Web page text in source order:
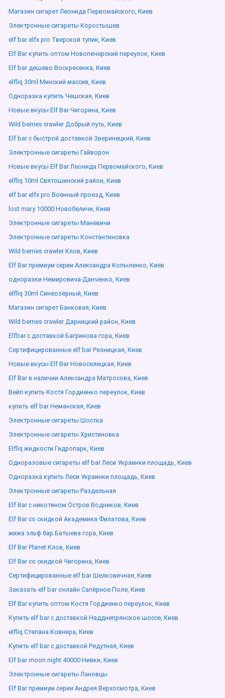
Магазин сигарет Леонида Первомайского, Киев
Электронные сигареты Коростышев
elf bar elfx pro Тверской тупик, Киев
Elf Bar купить оптом Новопечерский переулок, Киев
Elf bar дешево Воскресенка, Киев
elfliq 30ml Минский массив, Киев
Одноразка купить Чешская, Киев
Новые вкусы Elf Bar Чигорина, Киев
Wild berries crawler Добрый путь, Киев
Elf bar с быстрой доставкой Зверинецкий, Киев
Электронные сигареты Гайворон
Новые вкусы Elf Bar Леонида Первомайского, Киев
elfliq 10ml Святошинский район, Киев
elf bar elfx pro Военный проезд, Киев
lost mary 10000 Новобеличи, Киев
Электронные сигареты Маневичи
Электронные сигареты Константиновка
Wild berries crawler Клов, Киев
Elf Bar премиум серии Александра Копыленко, Киев
одноразки Немировича-Данченко, Киев
elfliq 30ml Синеозёрный, Киев
Магазин сигарет Банковая, Киев
Wild berries crawler Дарницкий район, Киев
Elfbar с доставкой Багринова гора, Киев
Сертифицированные elf bar Резницкая, Киев
Новые вкусы Elf Bar Новоселицкая, Киев
Elf Bar в наличии Александра Матросова, Киев
Вейп купить Костя Гордиенко переулок, Киев
купить elf bar Неманская, Киев
Электронные сигареты Шостка
Электронные сигареты Христиновка
Elfliq жидкости Гидропарк, Киев
Одноразовые сигареты elf bar Леси Украинки площадь, Киев
Одноразка купить Леси Украинки площадь, Киев
Электронные сигареты Раздельная
Elf Bar с никотином Остров Водников, Киев
Elf Bar со скидкой Академика Филатова, Киев
жижа эльф бар Батыева гора, Киев
Elf Bar Planet Клов, Киев
Elf Bar со скидкой Чигорина, Киев
Сертифицированные elf bar Шелковичная, Киев
Заказать elf bar онлайн Сапёрное Поле, Киев
Elf Bar купить оптом Костя Гордиенко переулок, Киев
Купить elf bar с доставкой Надднепрянское шоссе, Киев
elfliq Степана Ковнира, Киев
Купить elf bar с доставкой Редутная, Киев
Elf bar moon night 40000 Нивки, Киев
Электронные сигареты Лановцы
Elf Bar премиум серии Андрея Верхосмотра, Киев